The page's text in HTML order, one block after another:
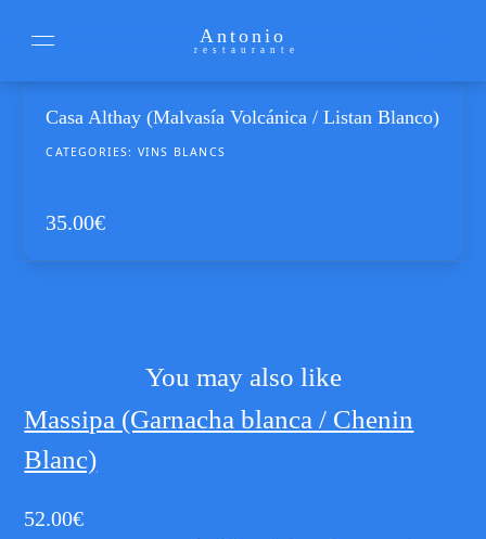
Antonio
restaurante
Casa Althay (Malvasía Volcánica / Listan Blanco)
CATEGORIES: VINS BLANCS
35.00€
You may also like
Massipa (Garnacha blanca / Chenin
Blanc)
52.00€